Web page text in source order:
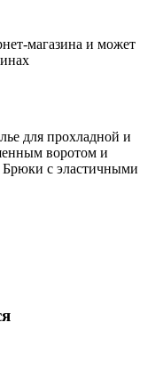
магазина и может
для прохладной и
воротом и
с эластичными